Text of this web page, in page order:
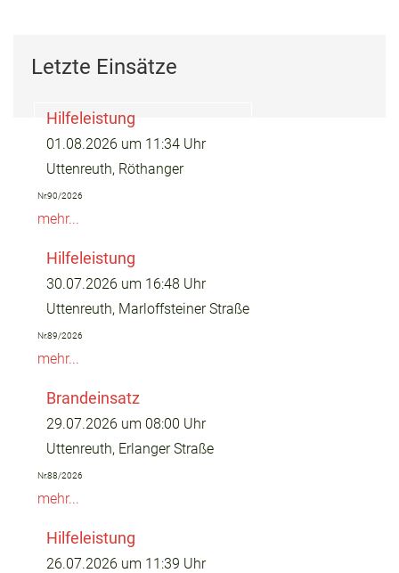
Letzte Einsätze
Hilfeleistung
01.08.2026 um 11:34 Uhr
Uttenreuth, Röthanger
Nr.90/2026
mehr...
Hilfeleistung
30.07.2026 um 16:48 Uhr
Uttenreuth, Marloffsteiner Straße
Nr.89/2026
mehr...
Brandeinsatz
29.07.2026 um 08:00 Uhr
Uttenreuth, Erlanger Straße
Nr.88/2026
mehr...
Hilfeleistung
26.07.2026 um 11:39 Uhr